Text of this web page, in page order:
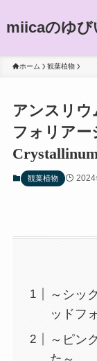
miicaのゆび
ホーム 観葉植物
アンスリ
フォリア
観葉植物 2024
～シッ
ッドフ
～ピン